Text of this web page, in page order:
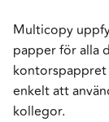
Multicopy
papper för alla
kontorspappret
enkelt att
kollegor.